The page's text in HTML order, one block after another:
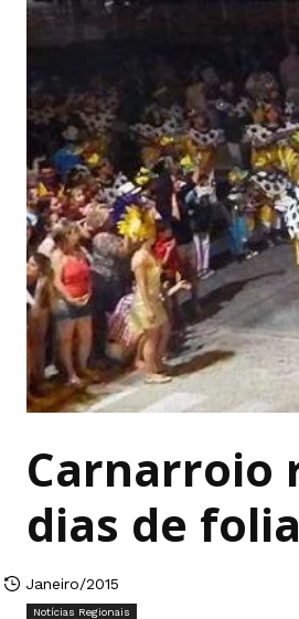
Carnarroio
dias de folia
Janeiro/2015
Notícias Regionais